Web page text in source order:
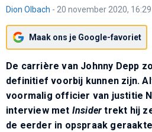
Dion Olbach - 20 november 2020, 16:29
Maak ons je Google-favoriet
De carrière van Johnny Depp
definitief voorbij kunnen zijn.
voormalig officier van justitie
interview met Insidertrekt hij
de eerder in opspraak